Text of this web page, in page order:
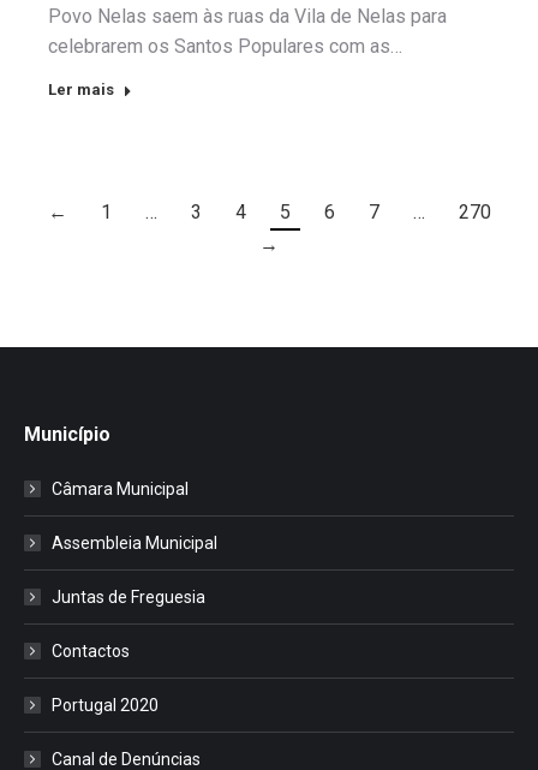
Povo Nelas saem às ruas da Vila de Nelas para
celebrarem os Santos Populares com as…
Ler mais
← 1 … 3 4 5 6 7 …
270
→
Município
Câmara Municipal
Assembleia Municipal
Juntas de Freguesia
Contactos
Portugal 2020
Canal de Denúncias